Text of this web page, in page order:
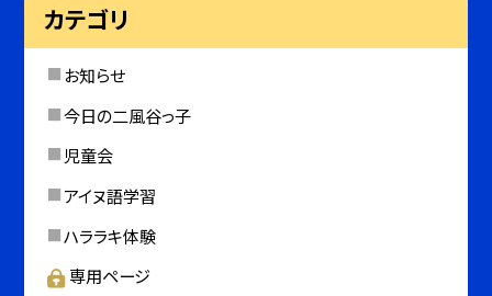
カテゴリ
お知らせ
今日の二風谷っ子
児童会
アイヌ語学習
ハララキ体験
専用ページ